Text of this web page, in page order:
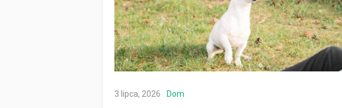
3 lipca, 2026 Dom